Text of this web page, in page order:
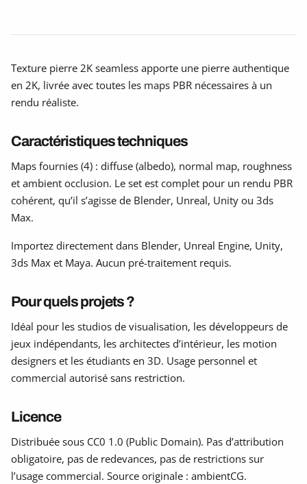
Texture pierre 2K seamless apporte une pierre authentique
en 2K, livrée avec toutes les maps PBR nécessaires à un
rendu réaliste.
Caractéristiques techniques
Maps fournies (4) : diffuse (albedo), normal map, roughness
et ambient occlusion. Le set est complet pour un rendu PBR
cohérent, qu’il s’agisse de Blender, Unreal, Unity ou 3ds
Max.
Importez directement dans Blender, Unreal Engine, Unity,
3ds Max et Maya. Aucun pré-traitement requis.
Pour quels projets ?
Idéal pour les studios de visualisation, les développeurs de
jeux indépendants, les architectes d’intérieur, les motion
designers et les étudiants en 3D. Usage personnel et
commercial autorisé sans restriction.
Licence
Distribuée sous CC0 1.0 (Public Domain). Pas d’attribution
obligatoire, pas de redevances, pas de restrictions sur
l’usage commercial. Source originale : ambientCG.